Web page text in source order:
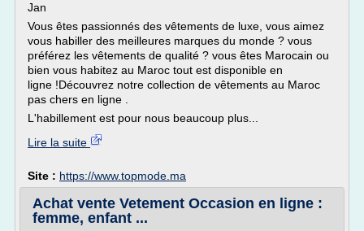
Jan
Vous êtes passionnés des vêtements de luxe, vous aimez
vous habiller des meilleures marques du monde ? vous
préférez les vêtements de qualité ? vous êtes Marocain ou
bien vous habitez au Maroc tout est disponible en
ligne !Découvrez notre collection de vêtements au Maroc
pas chers en ligne .
L'habillement est pour nous beaucoup plus...
Lire la suite
Site : https://www.topmode.ma
Achat vente Vetement Occasion en ligne :
femme, enfant ...